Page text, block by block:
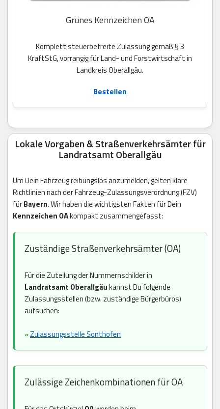
Grünes Kennzeichen OA
Komplett steuerbefreite Zulassung gemäß § 3
KraftStG, vorrangig für Land- und Forstwirtschaft in
Landkreis Oberallgäu.
Bestellen
Lokale Vorgaben & Straßenverkehrsämter für
Landratsamt Oberallgäu
Um Dein Fahrzeug reibungslos anzumelden, gelten klare
Richtlinien nach der Fahrzeug-Zulassungsverordnung (FZV)
fürBayern. Wir haben die wichtigsten Fakten für Dein
Kennzeichen OAkompakt zusammengefasst:
Zuständige Straßenverkehrsämter (OA)
Für die Zuteilung der Nummernschilder in
Landratsamt Oberallgäukannst Du folgende
Zulassungsstellen (bzw. zuständige Bürgerbüros)
aufsuchen:
»Zulassungsstelle Sonthofen
Zulässige Zeichenkombinationen für OA